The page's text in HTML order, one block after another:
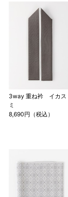
3way 重ね衿 イカス
ミ
8,690円（税込）